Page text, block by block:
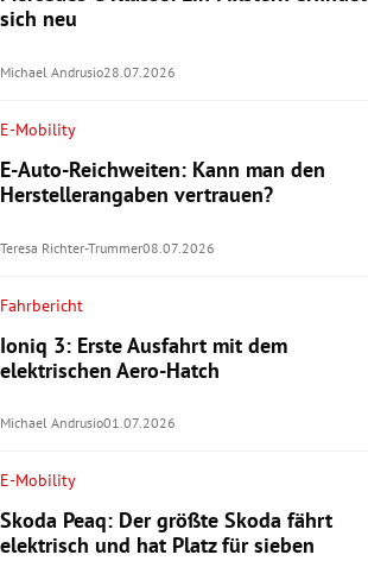
sich neu
Michael Andrusio28.07.2026
E-Mobility
E-Auto-Reichweiten: Kann man den
Herstellerangaben vertrauen?
Teresa Richter-Trummer08.07.2026
Fahrbericht
Ioniq 3: Erste Ausfahrt mit dem
elektrischen Aero-Hatch
Michael Andrusio01.07.2026
E-Mobility
Skoda Peaq: Der größte Skoda fährt
elektrisch und hat Platz für sieben